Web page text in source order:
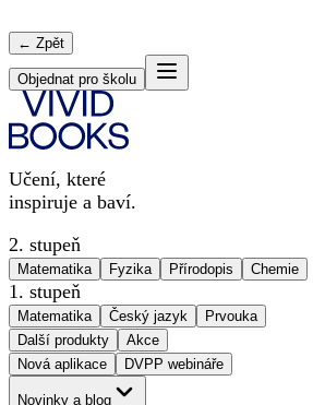
← Zpět
Objednat pro školu
Učení, které
inspiruje a baví.
2. stupeň
Matematika Fyzika Přírodopis Chemie
1. stupeň
Matematika Český jazyk
Prvouka
Další produkty
Akce
Nová aplikace
DVPP webináře
Novinky a blog